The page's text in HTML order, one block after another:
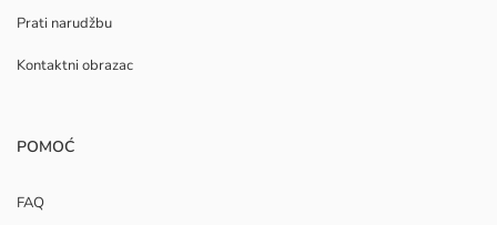
Prati narudžbu
Kontaktni obrazac
POMOĆ
FAQ